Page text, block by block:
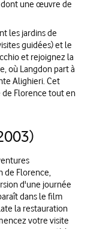
une œuvre de
les jardins de
guidées) et le
et rejoignez la
où Langdon part à
Alighieri. Cet
de Florence tout en
de Florence,
d'une journée
dans le film
la restauration
votre visite